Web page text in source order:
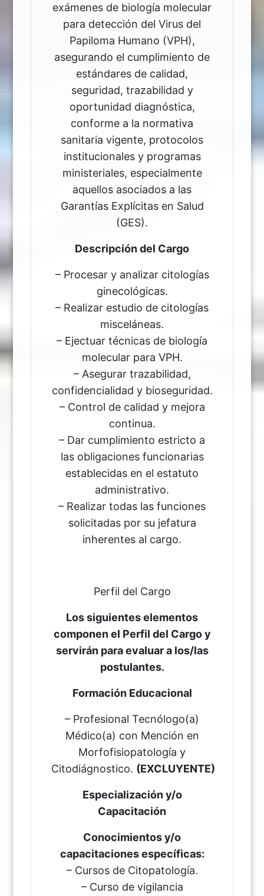
exámenes de biología molecular
para detección del Virus del
Papiloma Humano (VPH),
asegurando el cumplimiento de
estándares de calidad,
seguridad, trazabilidad y
oportunidad diagnóstica,
conforme a la normativa
sanitaria vigente, protocolos
institucionales y programas
ministeriales, especialmente
aquellos asociados a las
Garantías Explícitas en Salud
(GES).
Descripción del Cargo
– Procesar y analizar citologías
ginecológicas.
– Realizar estudio de citologías
misceláneas.
– Ejectuar técnicas de biología
molecular para VPH.
– Asegurar trazabilidad,
confidencialidad y bioseguridad.
– Control de calidad y mejora
continua.
– Dar cumplimiento estricto a
las obligaciones funcionarias
establecidas en el estatuto
administrativo.
– Realizar todas las funciones
solicitadas por su jefatura
inherentes al cargo.
Perfil del Cargo
Los siguientes elementos
componen el Perfil del Cargo y
servirán para evaluar a los/las
postulantes.
Formación Educacional
– Profesional Tecnólogo(a)
Médico(a) con Mención en
Morfofisiopatología y
Citodiágnostico. (EXCLUYENTE)
Especialización y/o
Capacitación
Conocimientos y/o
capacitaciones específicas:
– Cursos de Citopatología.
– Curso de vigilancia